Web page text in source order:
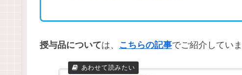
授与品については、 こちらの記事でご紹介していま